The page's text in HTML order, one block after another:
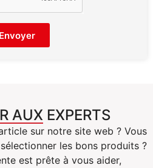
Envoyer
AUX EXPERTS
sur notre site web ? Vous
les bons produits ?
est prête à vous aider,